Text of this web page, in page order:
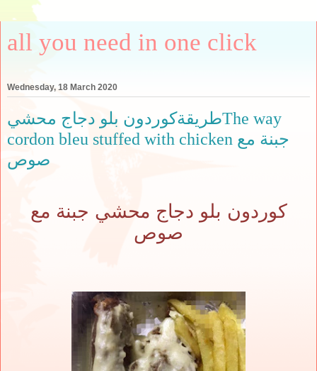
all you need in one click
Wednesday, 18 March 2020
طريقةكوردون بلو دجاج محشيThe way
cordon bleu stuffed with chicken جبنة مع
صوص
كوردون بلو دجاج محشي جبنة مع
صوص